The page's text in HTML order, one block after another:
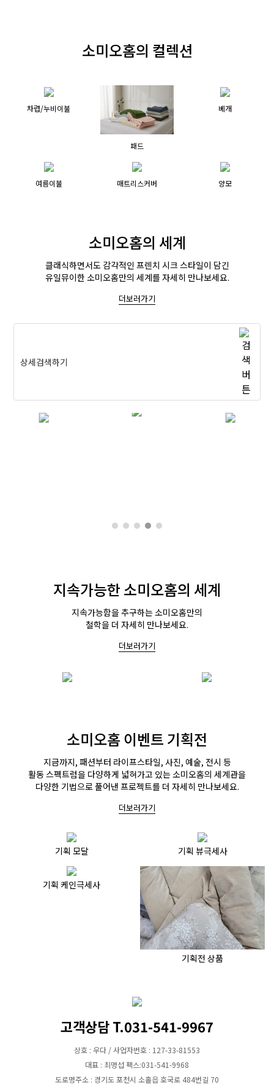
소미오홈의 컬렉션
차렵/누비이불
패드
베개
여름이불 매트리스커버 양모
소미오홈의 세계
클래식하면서도 감각적인 프렌치 시크 스타일이 담긴
유일뮤이한 소미오홈만의 세계를 자세히 만나보세요.
더보러가기
상세검색하기
지속가능한 소미오홈의 세계
지속가능함을 추구하는 소미오홈만의
철학을 더 자세히 만나보세요.
더보러가기
소미오홈 이벤트 기획전
지금까지, 패션부터 라이프스타일, 사진, 예술, 전시 등
활동 스펙트럼을 다양하게 넓혀가고 있는 소미오홈의 세계관을
다양한 기법으로 풀어낸 프로젝트를 더 자세히 만나보세요.
더보러가기
기획 모달 기획 뷰극세사
기획 케인극세사
기획전 상품
고객상담 T.031-541-9967
상호 : 우다 / 사업자번호 : 127-33-81553
대표 : 최명섭 팩스:031-541-9968
도로명주소 : 경기도 포천시 소홀읍 호국로 484번길 70